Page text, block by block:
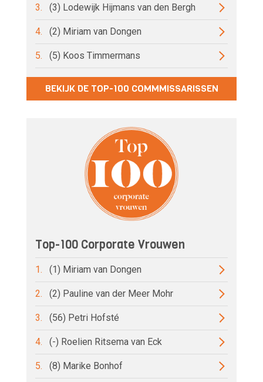
3. (3) Lodewijk Hijmans van den Bergh
4. (2) Miriam van Dongen
5. (5) Koos Timmermans
BEKIJK DE TOP-100 COMMMISSARISSEN
Top-100 Corporate Vrouwen
1. (1) Miriam van Dongen
2. (2) Pauline van der Meer Mohr
3. (56) Petri Hofsté
4. (-) Roelien Ritsema van Eck
5. (8) Marike Bonhof